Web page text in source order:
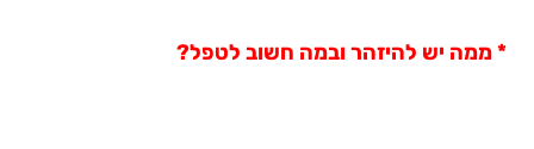
* ממה יש להיזהר ובמה חשוב לטפל?